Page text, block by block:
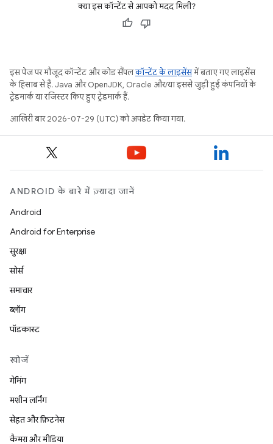
क्या इस कॉन्टेंट से आपको मदद मिली?
इस पेज पर मौजूद कॉन्टेंट और कोड सैंपलकॉन्टेंट के लाइसेंसमें बताए गए लाइसेंस
के हिसाब से हैं. Java और OpenJDK, Oracle और/या इससे जुड़ी हुई कंपनियों के
ट्रेडमार्क या रजिस्टर किए हुए ट्रेडमार्क हैं.
आखिरी बार 2026-07-29 (UTC) को अपडेट किया गया.
ANDROID के बारे में ज़्यादा जानें
Android
Android for Enterprise
सुरक्षा
सोर्स
समाचार
ब्लॉग
पॉडकास्ट
खोजें
गेमिंग
मशीन लर्निंग
सेहत और फ़िटनेस
कैमरा और मीडिया